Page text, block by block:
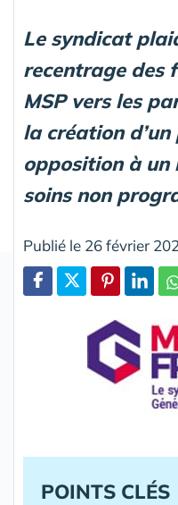
Le syndicat
recentrage des
MSP vers les
la création
opposition à un
soins non
Publié le 26 février
POINTS CLÉS